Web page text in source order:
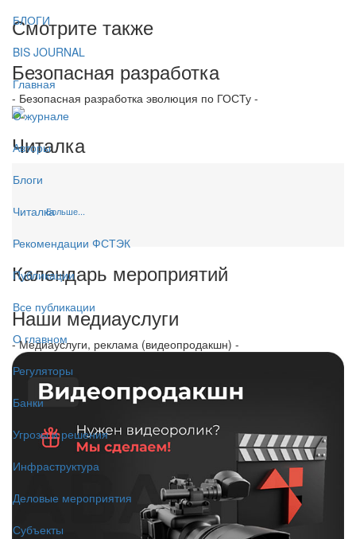
БЛОГИ
BIS JOURNAL
Главная
О журнале
Авторы
Блоги
Читалка
Рекомендации ФСТЭК
Публикации
Все публикации
О главном
Регуляторы
Банки
Угрозы и решения
Инфраструктура
Деловые мероприятия
Субъекты
Смотрите также
Безопасная разработка
- Безопасная разработка эволюция по ГОСТу -
Читалка
Больше...
Календарь мероприятий
Наши медиауслуги
- Медиауслуги, реклама (видеопродакшн) -